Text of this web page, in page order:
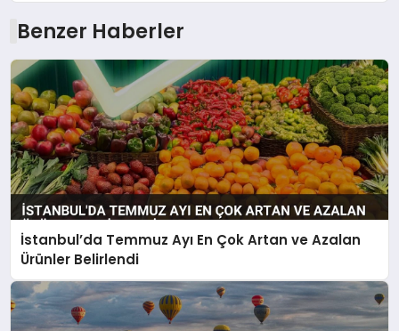
Benzer Haberler
İstanbul’da Temmuz Ayı En Çok Artan ve Azalan
Ürünler Belirlendi